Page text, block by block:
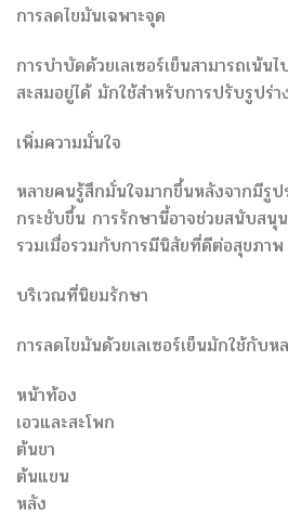
การลดไขมันเฉพาะจุด
การบำบัดด้วยเลเซอร์เย็นสามารถเน้น
สะสมอยู่ได้ มักใช้สำหรับการปรับรูปร่า
เพิ่มความมั่นใจ
หลายคนรู้สึกมั่นใจมากขึ้นหลังจากมีรูป
กระชับขึ้น การรักษานี้อาจช่วยสนับสนุ
รวมเมื่อรวมกับการมีนิสัยที่ดีต่อสุขภาพ
บริเวณที่นิยมรักษา
การลดไขมันด้วยเลเซอร์เย็นมักใช้กับ
หน้าท้อง
เอวและสะโพก
ต้นขา
ต้นแขน
หลัง